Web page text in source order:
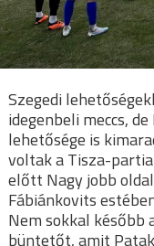
Szegedi
idegenbeli meccs,
lehetősége is
voltak a Tisza-
előtt Nagy jobb
Fábiánkovits
Nem sokkal később
büntetőt, amit